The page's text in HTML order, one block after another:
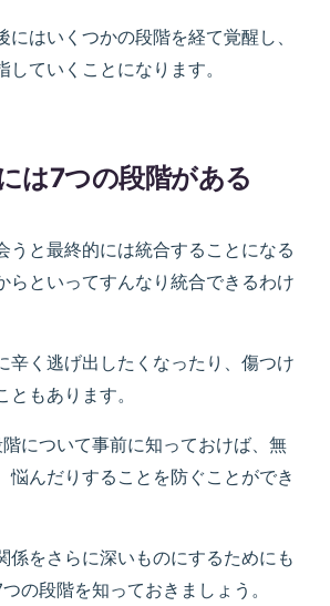
にはいくつかの段階を経て覚醒し、
ていくことになります。
は7つの段階がある
うと最終的には統合することになる
らといってすんなり統合できるわけ
辛く逃げ出したくなったり、傷つけ
もあります。
について事前に知っておけば、無
悩んだりすることを防ぐことができ
係をさらに深いものにするためにも
の段階を知っておきましょう。